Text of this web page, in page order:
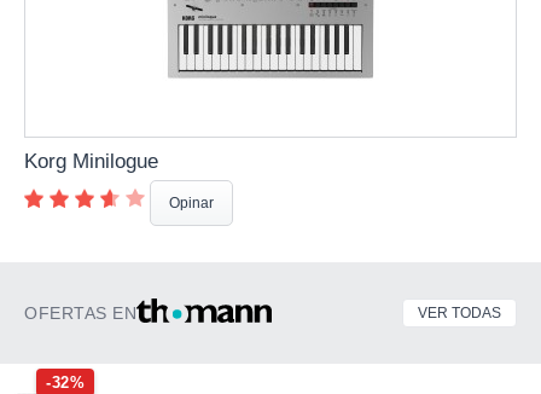
Korg Minilogue
Opinar
OFERTAS EN VER TODAS
-32%